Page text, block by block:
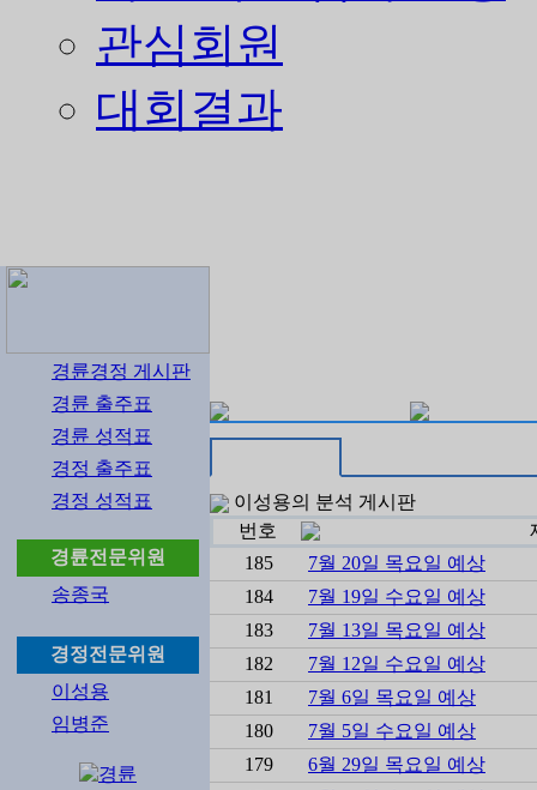
관심회원
대회결과
경륜경정 게시판
경륜 출주표
경륜 성적표
경정 출주표
경정 성적표
경륜전문위원
송종국
경정전문위원
이성용
임병준
이성용의 분석 게시판
번호
185
7월 20일 목요일 예상
184
7월 19일 수요일 예상
183
7월 13일 목요일 예상
182
7월 12일 수요일 예상
181
7월 6일 목요일 예상
180
7월 5일 수요일 예상
179
6월 29일 목요일 예상